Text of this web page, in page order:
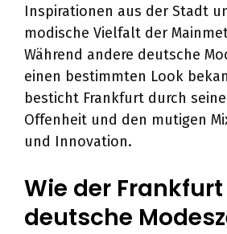
Inspirationen aus der Stadt
modische Vielfalt der
Während andere deutsche
einen bestimmten Look
besticht Frankfurt durch
Offenheit und den mutigen
und Innovation.
Wie der
deutsche